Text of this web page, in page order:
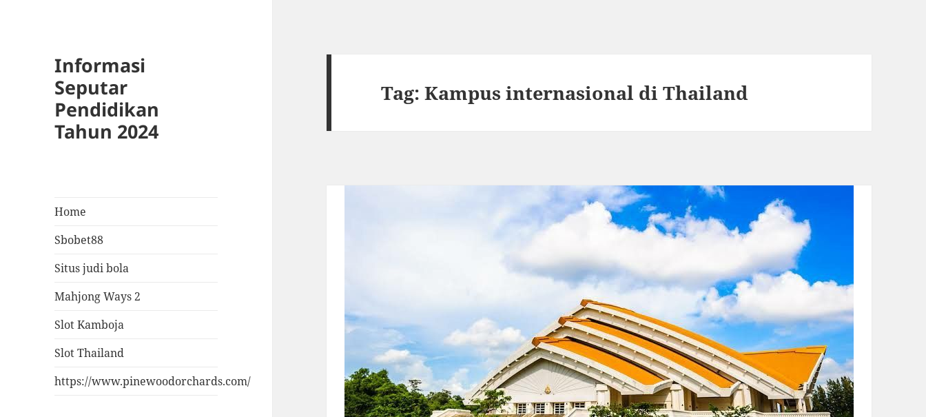
Informasi
Seputar
Pendidikan
Tahun 2024
Home
Sbobet88
Situs judi bola
Mahjong Ways 2
Slot Kamboja
Slot Thailand
https://www.pinewoodorchards.com/
Tag:Kampus internasional di Thailand